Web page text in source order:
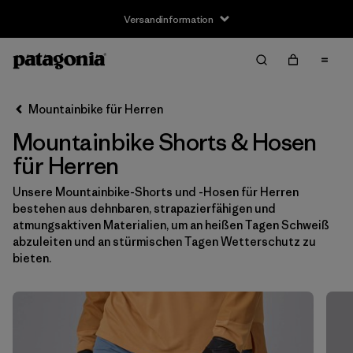
Versandinformation
Filter by
Größe
XS (3)
S (3)
M (2)
L (2)
XL (1)
Mountainbike für Herren
Mountainbike Shorts & Hosen
für Herren
Unsere Mountainbike-Shorts und -Hosen für Herren
bestehen aus dehnbaren, strapazierfähigen und
atmungsaktiven Materialien, um an heißen Tagen Schweiß
abzuleiten und an stürmischen Tagen Wetterschutz zu
bieten.